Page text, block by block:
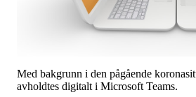
Med bakgrunn i den pågående
avholdtes digitalt i Microsoft Teams.